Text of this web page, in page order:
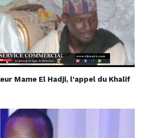
Mame El Hadji, l’appel du Khalif